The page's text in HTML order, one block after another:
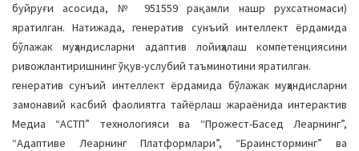
буйруғи асосида, № 951559 рақамли нашр рухсатномаси)
яратилган. Натижада, генератив сунъий интеллект ёрдамида
бўлажак муҳандисларни адаптив лойиҳалаш компетенциясини
ривожлантиришнинг ўқув-услубий таъминотини яратилган.
генератив сунъий интеллект ёрдамида бўлажак муҳандисларни
замонавий касбий фаолиятга тайёрлаш жараёнида интерактив
Медиа “АCТП” технологияси ва “Прожеcт-Басед Леарнинг”,
“Адаптиве Леарнинг Платформлари”, “Браинсторминг” ва